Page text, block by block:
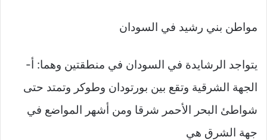
مواطن بني رشيد في السودان
يتواجد الرشايدة في السودان في منطقتين وهما: أ-
الجهة الشرقية وتقع بين بورتودان وطوكر وتمتد حتى
شواطئ البحر الأحمر شرقا ومن أشهر المواضع في
جهة الشرق هي